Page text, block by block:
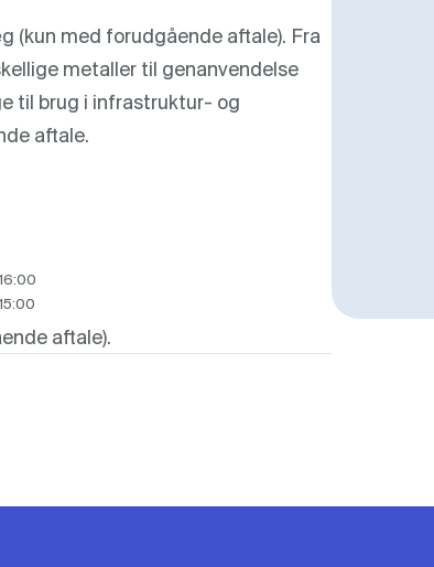
med forudgående aftale). Fra
metaller til genanvendelse
til brug i infrastruktur- og
aftale.
aftale).